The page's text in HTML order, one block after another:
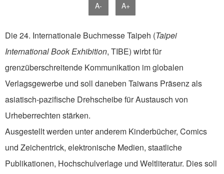
A- A+
Die 24. Internationale Buchmesse Taipeh (Taipei
International Book Exhibition, TIBE) wirbt für
grenzüberschreitende Kommunikation im globalen
Verlagsgewerbe und soll daneben Taiwans Präsenz als
asiatisch-pazifische Drehscheibe für Austausch von
Urheberrechten stärken.
Ausgestellt werden unter anderem Kinderbücher, Comics
und Zeichentrick, elektronische Medien, staatliche
Publikationen, Hochschulverlage und Weltliteratur. Dies soll